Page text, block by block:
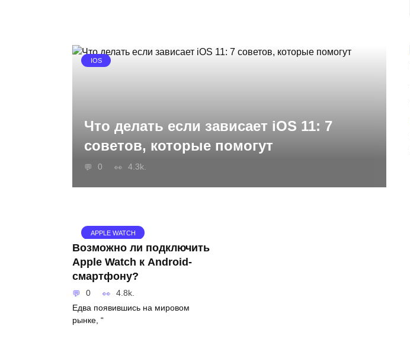
IOS
Что делать если зависает iOS 11: 7
советов, которые помогут
0 4.3k.
APPLE WATCH
Возможно ли подключить
Apple Watch к Android-
смартфону?
0 4.8k.
Едва появившись на мировом
рынке, “